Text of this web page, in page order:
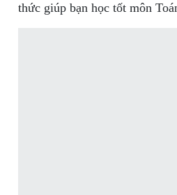
thức giúp bạn học tốt môn